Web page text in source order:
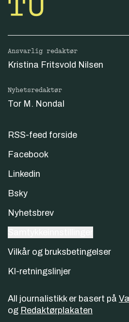
Ansvarlig redaktør
Kristina Fritsvold Nilsen
Nyhetsredaktør
Tor M. Nondal
RSS-feed forside
Facebook
Linkedin
Bsky
Nyhetsbrev
Vilkår og bruksbetingelser
KI-retningslinjer
All journalistikk er basert på
og Redaktørplakaten